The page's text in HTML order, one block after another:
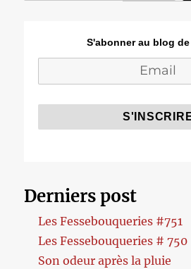
S'abonner au blog
Derniers post
Les Fessebouqueries #751
Les Fessebouqueries # 750
Son odeur après la pluie